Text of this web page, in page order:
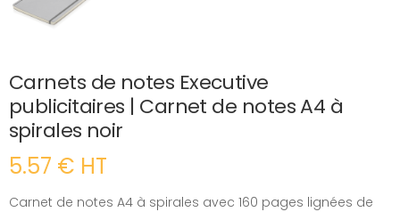
Carnets de notes Executive
publicitaires | Carnet de notes A4 à
spirales noir
5.57 € HT
Carnet de notes A4 à spirales avec 160 pages lignées de